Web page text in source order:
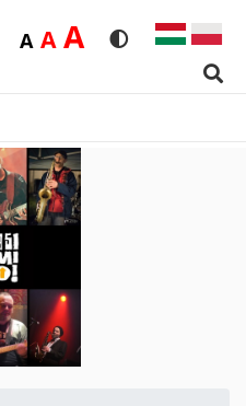
Rozmiar
ADomyślna
AŚrednia
ADużaWersja